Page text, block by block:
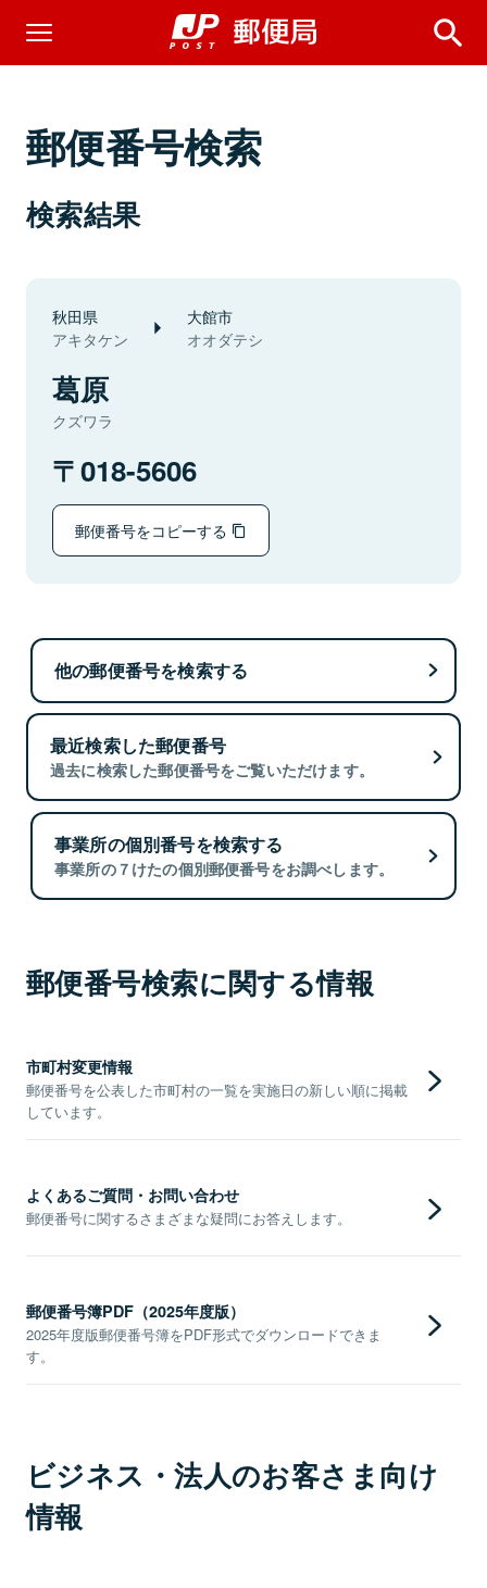
郵便番号検索
検索結果
秋田県
アキタケン
大館市
オオダテシ
葛原
クズワラ
018-5606
郵便番号をコピーする
他の郵便番号を検索する
最近検索した郵便番号
過去に検索した郵便番号をご覧いただけます。
事業所の個別番号を検索する
事業所の７けたの個別郵便番号をお調べします。
郵便番号検索に関する情報
市町村変更情報
郵便番号を公表した市町村の一覧を実施日の新しい順に掲載
しています。
よくあるご質問・お問い合わせ
郵便番号に関するさまざまな疑問にお答えします。
郵便番号簿PDF（2025年度版）
2025年度版郵便番号簿をPDF形式でダウンロードできま
す。
ビジネス・法人のお客さま向け
情報